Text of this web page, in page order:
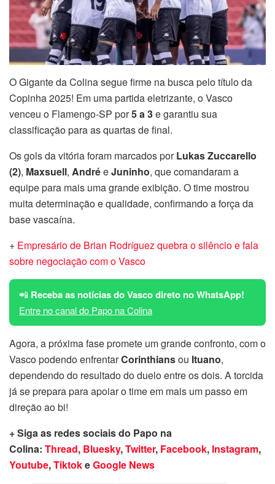
O Gigante da Colina segue firme na busca pelo título da
Copinha 2025! Em uma partida eletrizante, o Vasco
venceu o Flamengo-SP por5 a 3e garantiu sua
classificação para as quartas de final.
Os gols da vitória foram marcados porLukas Zuccarello
(2), Maxsuell, AndréeJuninho, que comandaram a
equipe para mais uma grande exibição. O time mostrou
muita determinação e qualidade, confirmando a força da
base vascaína.
+ Empresário de Brian Rodríguez quebra o silêncio e fala
sobre negociação com o Vasco
📲 Receba as notícias do Vasco direto no WhatsApp!
Entre no canal do Papo na Colina
Agora, a próxima fase promete um grande confronto, com o
Vasco podendo enfrentarCorinthiansou Ituano,
dependendo do resultado do duelo entre os dois. A torcida
já se prepara para apoiar o time em mais um passo em
direção ao bi!
+ Siga as redes sociais do Papo na
Colina: Thread, Bluesky,Twitter, Facebook, Instagram,
Youtube,TiktokeGoogle News